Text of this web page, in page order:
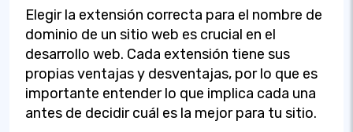
Elegir la extensión correcta para el nombre de
dominio de un sitio web es crucial en el
desarrollo web. Cada extensión tiene sus
propias ventajas y desventajas, por lo que es
importante entender lo que implica cada una
antes de decidir cuál es la mejor para tu sitio.